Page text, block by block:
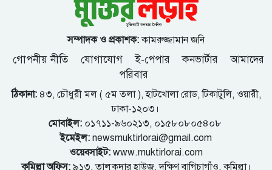
সম্পাদক ও প্রকাশক:কামরুজ্জামান জনি
গোপনীয় নীতি যোগাযোগ ই-পেপার কনভার্টার
আমাদের
পরিবার
ঠিকানা:৪৩, চৌধুরী মল ( ৫ম তলা ), হাটখোলা রোড, টিকাটুলি, ওয়ারী,
ঢাকা-১২০৩।
মোবাইল:০১৭১১-৯৬০২১৩, ০১৫৮০৮০৫৪০৮
ইমেইল: newsmuktirlorai@gmail.com
ওয়েবসাইট: www.muktirlorai.com
কুমিল্লা অফিস: ৯১৩, তালুকদার হাউজ, দক্ষিণ বাগিচাগাঁও, কুমিল্লা।